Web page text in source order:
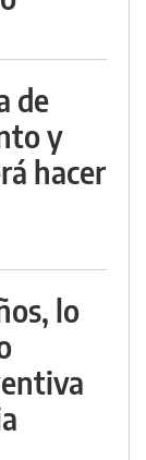
de
y
hacer
lo